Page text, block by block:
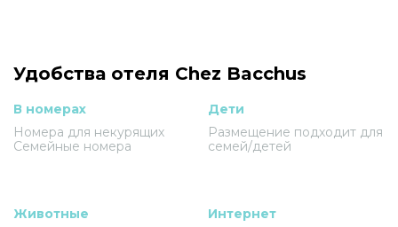
Удобства отеля Chez Bacchus
В номерах
Номера для некурящих
Семейные номера
Дети
Размещение подходит для
семей/детей
Животные
Интернет